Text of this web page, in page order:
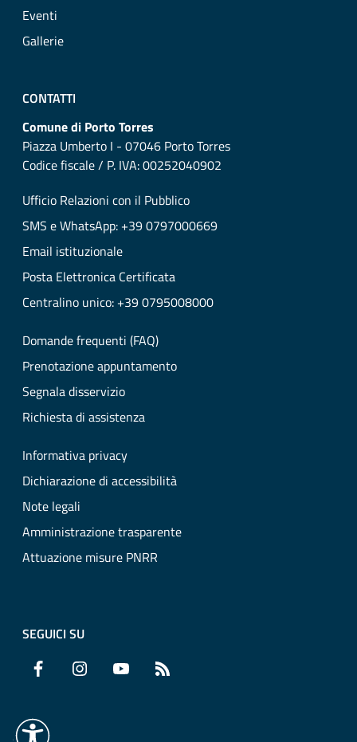
Eventi
Gallerie
CONTATTI
Comune di Porto Torres
Piazza Umberto I - 07046 Porto Torres
Codice fiscale / P. IVA: 00252040902
Ufficio Relazioni con il Pubblico
SMS e WhatsApp: +39 0797000669
Email istituzionale
Posta Elettronica Certificata
Centralino unico: +39 0795008000
Domande frequenti (FAQ)
Prenotazione appuntamento
Segnala disservizio
Richiesta di assistenza
Informativa privacy
Dichiarazione di accessibilità
Note legali
Amministrazione trasparente
Attuazione misure PNRR
SEGUICI SU
Facebook Instagram YouTube